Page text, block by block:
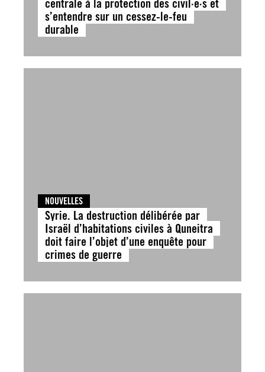
centrale à la protection des civil·e·s et
s’entendre sur un cessez-le-feu
durable
NOUVELLES
Syrie. La destruction délibérée par
Israël d’habitations civiles à Quneitra
doit faire l’objet d’une enquête pour
crimes de guerre